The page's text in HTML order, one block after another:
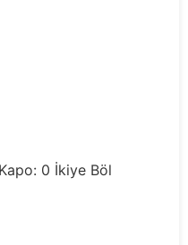
Kapo: 0 İkiye Böl